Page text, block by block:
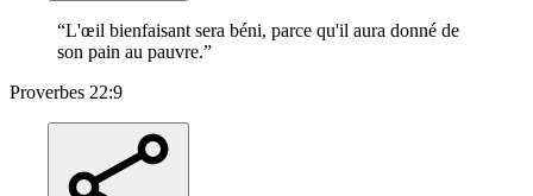
“L'œil bienfaisant sera béni, parce qu'il aura donné de
son pain au pauvre.”
Proverbes 22:9